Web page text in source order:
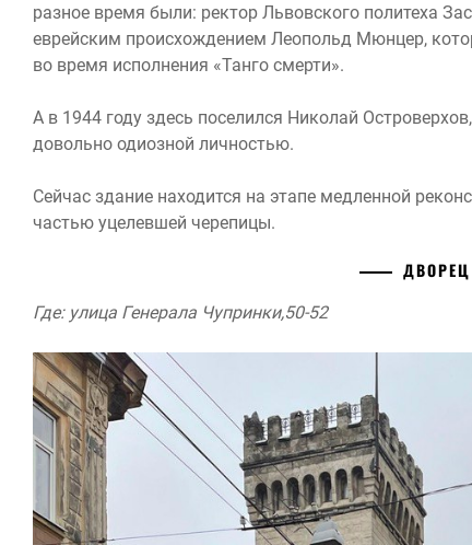
разное время были: ректор Львовского политеха
еврейским происхождением Леопольд Мюнцер,
во время исполнения «Танго смерти».
А в 1944 году здесь поселился Николай
довольно одиозной личностью.
Сейчас здание находится на этапе медленной
частью уцелевшей черепицы.
Где: улица Генерала Чупринки,50-52